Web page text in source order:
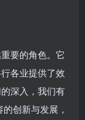
要的角色。它
各业提供了效
深入，我们有
创新与发展，